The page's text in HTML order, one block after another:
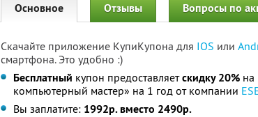
Основное Отзывы Вопросы по
Скачайте приложение КупиКупона для IOS или
смартфона. Это удобно :)
Бесплатный купон предоставляетскидку 20% на
компьютерный мастер» на 1 год от компании
Вы заплатите: 1992р. вместо 2490р.